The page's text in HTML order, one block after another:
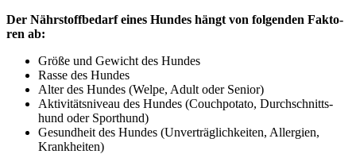
Der Nähr­stoff­be­darf eines Hun­des hängt von fol­gen­den Fak­to­
ren ab:
Grö­ße und Gewicht des Hun­des
Ras­se des Hun­des
Alter des Hun­des (Wel­pe, Adult oder Seni­or)
Akti­vi­täts­ni­veau des Hun­des (Couch­po­ta­to, Durch­schnitts­
hund oder Sport­hund)
Gesund­heit des Hun­des (Unver­träg­lich­kei­ten, All­er­gien,
Krank­hei­ten)